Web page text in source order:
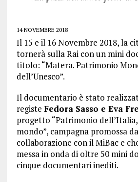
14 NOVEMBRE 2018
Il 15 e il 16 Novembre 2018, la
tornerà sulla Rai con un mini
titolo: “Matera. Patrimonio
dell’Unesco”.
Il documentario è stato
registe Fedora Sasso e Eva
progetto “Patrimonio
mondo”, campagna promossa
collaborazione con il MiBac e
messa in onda di oltre 50 mini
cinque documentari inediti.